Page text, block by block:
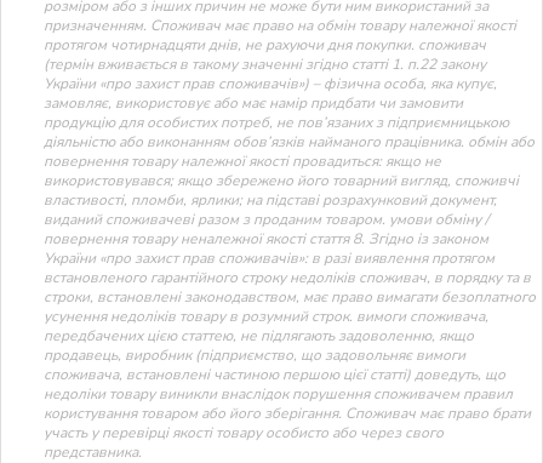
розміром або з інших причин не може бути ним використаний за
призначенням. Споживач має право на обмін товару належної якості
протягом чотирнадцяти днів, не рахуючи дня покупки. споживач
(термін вживається в такому значенні згідно статті 1. п.22 закону
України «про захист прав споживачів») – фізична особа, яка купує,
замовляє, використовує або має намір придбати чи замовити
продукцію для особистих потреб, не пов’язаних з підприємницькою
діяльністю або виконанням обов’язків найманого працівника. обмін або
повернення товару належної якості провадиться: якщо не
використовувався; якщо збережено його товарний вигляд, споживчі
властивості, пломби, ярлики; на підставі розрахунковий документ,
виданий споживачеві разом з проданим товаром. умови обміну /
повернення товару неналежної якості стаття 8. Згідно із законом
України «про захист прав споживачів»: в разі виявлення протягом
встановленого гарантійного строку недоліків споживач, в порядку та в
строки, встановлені законодавством, має право вимагати безоплатного
усунення недоліків товару в розумний строк. вимоги споживача,
передбачених цією статтею, не підлягають задоволенню, якщо
продавець, виробник (підприємство, що задовольняє вимоги
споживача, встановлені частиною першою цієї статті) доведуть, що
недоліки товару виникли внаслідок порушення споживачем правил
користування товаром або його зберігання. Споживач має право брати
участь у перевірці якості товару особисто або через свого
представника.